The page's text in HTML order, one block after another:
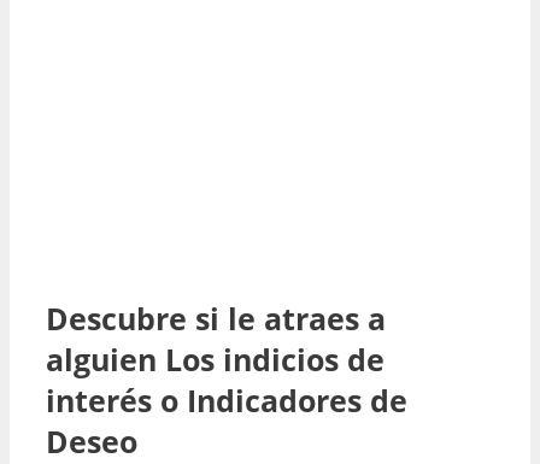
Descubre si le atraes a
alguien Los indicios de
interés o Indicadores de
Deseo